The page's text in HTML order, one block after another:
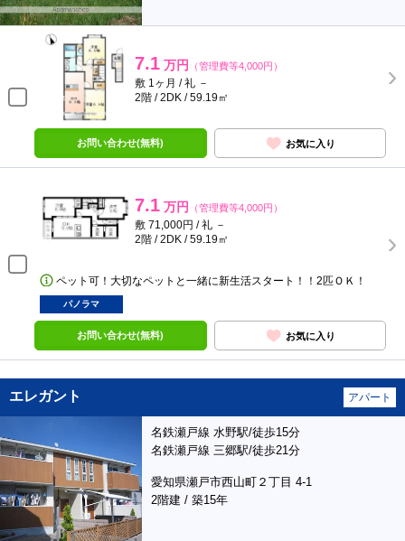
7.1 万円 （管理費等4,000円）
敷 1ヶ月 / 礼 －
2階 / 2DK / 59.19㎡
お問い合わせ(無料) お気に入り
7.1 万円 （管理費等4,000円）
敷 71,000円 / 礼 －
2階 / 2DK / 59.19㎡
ペット可！大切なペットと一緒に新生活スタート！！2匹ＯＫ！
パノラマ
お問い合わせ(無料) お気に入り
エレガント アパート
名鉄瀬戸線 水野駅/徒歩15分
名鉄瀬戸線 三郷駅/徒歩21分
愛知県瀬戸市西山町２丁目 4-1
2階建 / 築15年